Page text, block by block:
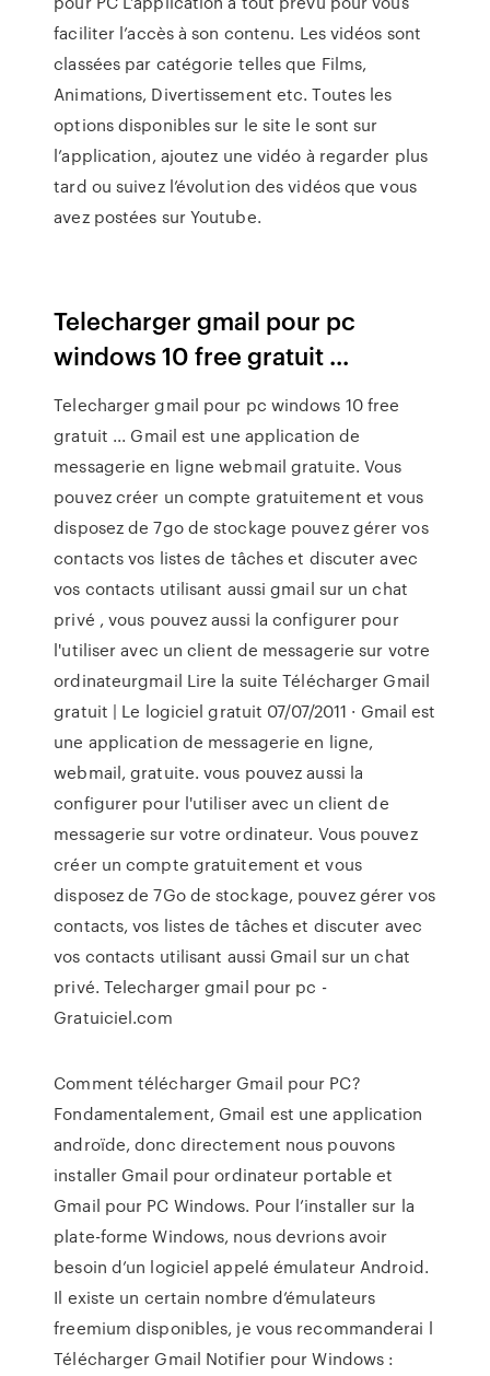
faciliter l’accès à son contenu. Les vidéos sont
classées par catégorie telles que Films,
Animations, Divertissement etc. Toutes les
options disponibles sur le site le sont sur
l’application, ajoutez une vidéo à regarder plus
tard ou suivez l’évolution des vidéos que vous
avez postées sur Youtube.
Telecharger gmail pour pc
windows 10 free gratuit ...
Telecharger gmail pour pc windows 10 free
gratuit ... Gmail est une application de
messagerie en ligne webmail gratuite. Vous
pouvez créer un compte gratuitement et vous
disposez de 7go de stockage pouvez gérer vos
contacts vos listes de tâches et discuter avec
vos contacts utilisant aussi gmail sur un chat
privé , vous pouvez aussi la configurer pour
l'utiliser avec un client de messagerie sur votre
ordinateurgmail Lire la suite Télécharger Gmail
gratuit | Le logiciel gratuit 07/07/2011 · Gmail est
une application de messagerie en ligne,
webmail, gratuite. vous pouvez aussi la
configurer pour l'utiliser avec un client de
messagerie sur votre ordinateur. Vous pouvez
créer un compte gratuitement et vous
disposez de 7Go de stockage, pouvez gérer vos
contacts, vos listes de tâches et discuter avec
vos contacts utilisant aussi Gmail sur un chat
privé. Telecharger gmail pour pc -
Gratuiciel.com
Comment télécharger Gmail pour PC?
Fondamentalement, Gmail est une application
androïde, donc directement nous pouvons
installer Gmail pour ordinateur portable et
Gmail pour PC Windows. Pour l’installer sur la
plate-forme Windows, nous devrions avoir
besoin d’un logiciel appelé émulateur Android.
Il existe un certain nombre d’émulateurs
freemium disponibles, je vous recommanderai l
Télécharger Gmail Notifier pour Windows :